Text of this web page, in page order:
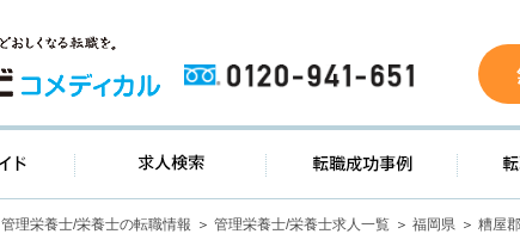
0120-941-651
ご利用ガイド 求人検索 転職成
管理栄養士/栄養士の転職情報 管理栄養士/栄養士求人一覧 福岡県 糟屋